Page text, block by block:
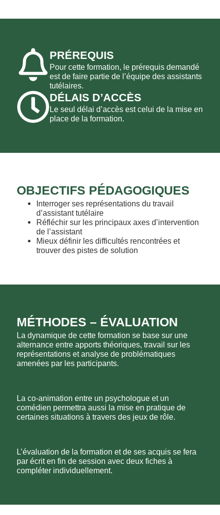
PRÉREQUIS
Pour cette formation, le prérequis demandé
est de faire partie de l’équipe des assistants
tutélaires.
DÉLAIS D’ACCÈS
Le seul délai d’accès est celui de la mise en
place de la formation.
OBJECTIFS PÉDAGOGIQUES
Interroger ses représentations du travail
d’assistant tutélaire
Réfléchir sur les principaux axes d’intervention
de l’assistant
Mieux définir les difficultés rencontrées et
trouver des pistes de solution
MÉTHODES – ÉVALUATION
La dynamique de cette formation se base sur une
alternance entre apports théoriques, travail sur les
représentations et analyse de problématiques
amenées par les participants.
La co-animation entre un psychologue et un
comédien permettra aussi la mise en pratique de
certaines situations à travers des jeux de rôle.
L’évaluation de la formation et de ses acquis se fera
par écrit en fin de session avec deux fiches à
compléter individuellement.